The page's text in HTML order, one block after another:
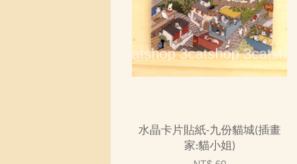
水晶卡片貼紙-九份貓城(插畫
家:貓小姐)